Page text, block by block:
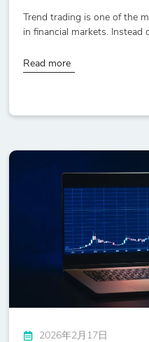
Trend trading is one of the
in financial markets.
Read more
2026年2月17日